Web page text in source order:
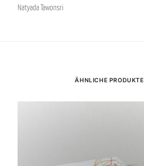
Natyada Tawonsri
ÄHNLICHE PRODUKTE